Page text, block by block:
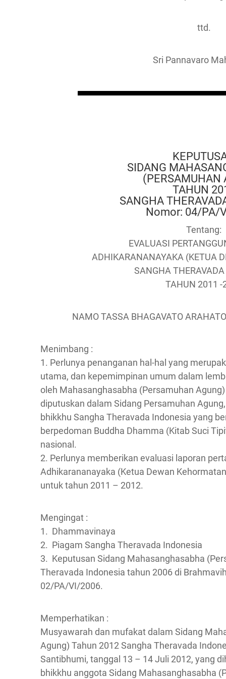
ttd.
Sri Pannavaro
SIDANG
(PERSAMUHAN
TAHUN
SANGHA
Nomor: 04/PA/
Tentang:
EVALUASI
ADHIKARANANAYAKA (KETUA
SANGHA
TAHUN 2011 -
NAMO TASSA BHAGAVATO
Menimbang :
1. Perlunya penanganan hal-hal yang
utama, dan kepemimpinan umum dalam
oleh Mahasanghasabha (Persamuhan
diputuskan dalam Sidang Persamuhan
bhikkhu Sangha Theravada Indonesia yang
berpedoman Buddha Dhamma (Kitab Suci
nasional.
2. Perlunya memberikan evaluasi laporan
Adhikarananayaka (Ketua Dewan
untuk tahun 2011 – 2012.
Mengingat :
1. Dhammavinaya
2. Piagam Sangha Theravada Indonesia
3. Keputusan Sidang Mahasanghasabha
Theravada Indonesia tahun 2006 di
02/PA/VI/2006.
Memperhatikan :
Musyawarah dan mufakat dalam Sidang
Agung) Tahun 2012 Sangha Theravada
Santibhumi, tanggal 13 – 14 Juli 2012, yang
bhikkhu anggota Sidang Mahasanghasabha